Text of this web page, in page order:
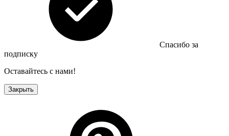
Спасибо за
подписку
Оставайтесь с нами!
Закрыть